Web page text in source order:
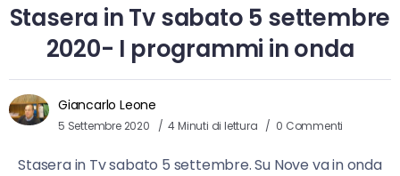
Stasera in Tv sabato 5 settembre
2020- I programmi in onda
Giancarlo Leone
5 Settembre 2020 4 Minuti di lettura 0 Commenti
Stasera in Tv sabato 5 settembre. Su Nove va in onda